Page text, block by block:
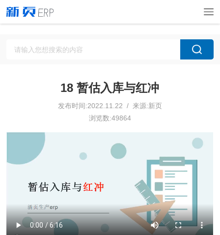
18 暂估入库与红冲
发布时间:2022.11.22 / 来源:新页
浏览数:49864